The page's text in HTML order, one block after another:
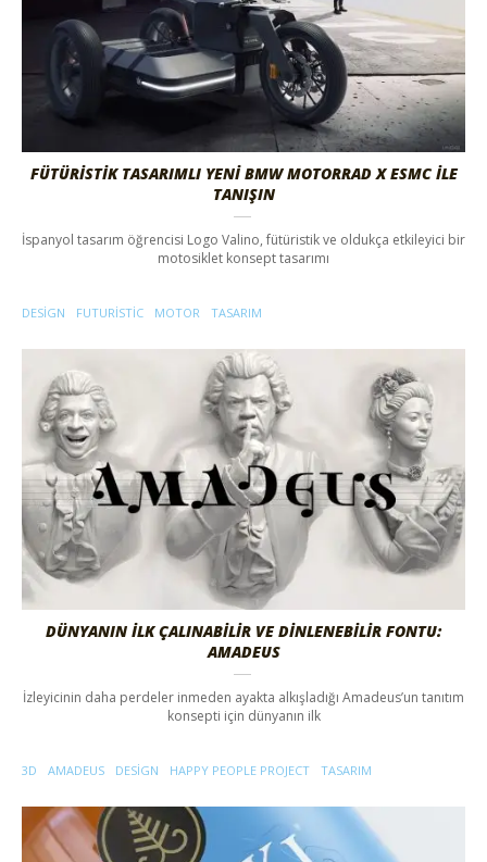
FÜTÜRISTIK TASARIMLI YENI BMW MOTORRAD X ESMC İLE
TANIŞIN
İspanyol tasarım öğrencisi Logo Valino, fütüristik ve oldukça etkileyici bir
motosiklet konsept tasarımı
DESIGN FUTURISTIC MOTOR TASARIM
DÜNYANIN İLK ÇALINABILIR VE DINLENEBILIR FONTU:
AMADEUS
İzleyicinin daha perdeler inmeden ayakta alkışladığı Amadeus’un tanıtım
konsepti için dünyanın ilk
3D AMADEUS DESIGN HAPPY PEOPLE PROJECT TASARIM